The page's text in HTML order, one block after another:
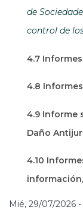
de
control de
4.7
4.8
4.9 Informe
Daño
4.10
Mié, 29/07/2026